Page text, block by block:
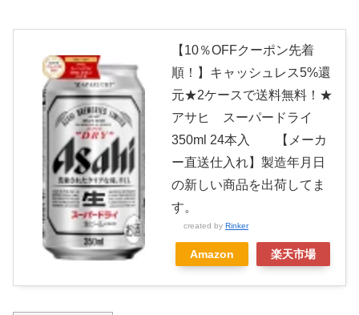
【10％OFFクーポン先着
順！】キャッシュレス5%還
元★2ケースで送料無料！★
アサヒ スーパードライ
350ml 24本入 【メーカ
ー直送仕入れ】製造年月日
の新しい商品を出荷してま
す。
created by Rinker
Amazon 楽天市場